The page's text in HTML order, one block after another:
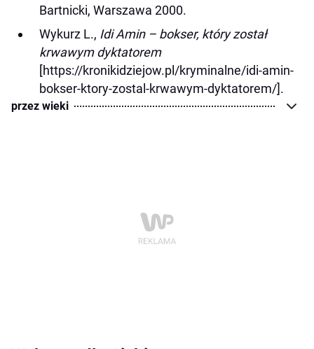
Bartnicki, Warszawa 2000.
Wykurz L., Idi Amin – bokser, który został
krwawym dyktatorem
[https://kronikidziejow.pl/kryminalne/idi-amin-
bokser-ktory-zostal-krwawym-dyktatorem/].
przez wieki